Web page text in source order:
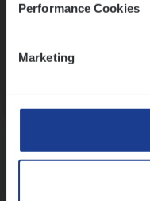
Performance Cookies
Marketing